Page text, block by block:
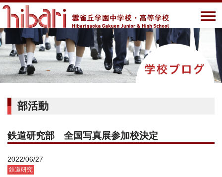
部活動
鉄道研究部 全国写真展参加校決定
2022/06/27
鉄道研究